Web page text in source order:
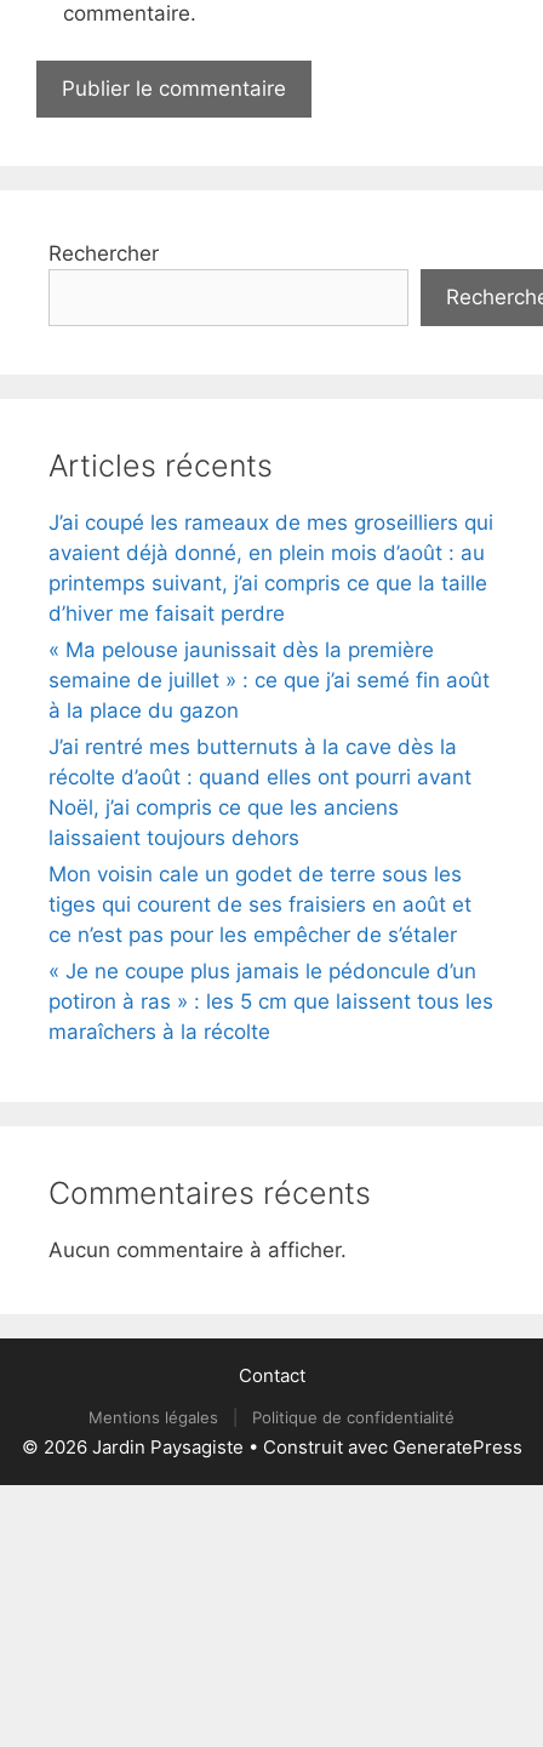
commentaire.
Rechercher
Articles récents
J’ai coupé les rameaux de mes groseilliers qui
avaient déjà donné, en plein mois d’août : au
printemps suivant, j’ai compris ce que la taille
d’hiver me faisait perdre
« Ma pelouse jaunissait dès la première
semaine de juillet » : ce que j’ai semé fin août
à la place du gazon
J’ai rentré mes butternuts à la cave dès la
récolte d’août : quand elles ont pourri avant
Noël, j’ai compris ce que les anciens
laissaient toujours dehors
Mon voisin cale un godet de terre sous les
tiges qui courent de ses fraisiers en août et
ce n’est pas pour les empêcher de s’étaler
« Je ne coupe plus jamais le pédoncule d’un
potiron à ras » : les 5 cm que laissent tous les
maraîchers à la récolte
Commentaires récents
Aucun commentaire à afficher.
Contact
Mentions légales Politique de confidentialité
© 2026 Jardin Paysagiste • Construit avec GeneratePress